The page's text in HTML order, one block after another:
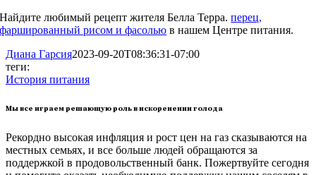
Найдите любимый рецепт жителя Белла Терра.перец,
фаршированный рисом и фасолью в нашем Центре питания.
Диана Гарсия2023-09-20T08:36:31-07:00
теги:
История питания
Мы все играем решающую роль в искоренении голода
Рекордно высокая инфляция и рост цен на газ сказываются на
местных семьях, и все больше людей обращаются за
поддержкой в продовольственный банк. Пожертвуйте сегодня